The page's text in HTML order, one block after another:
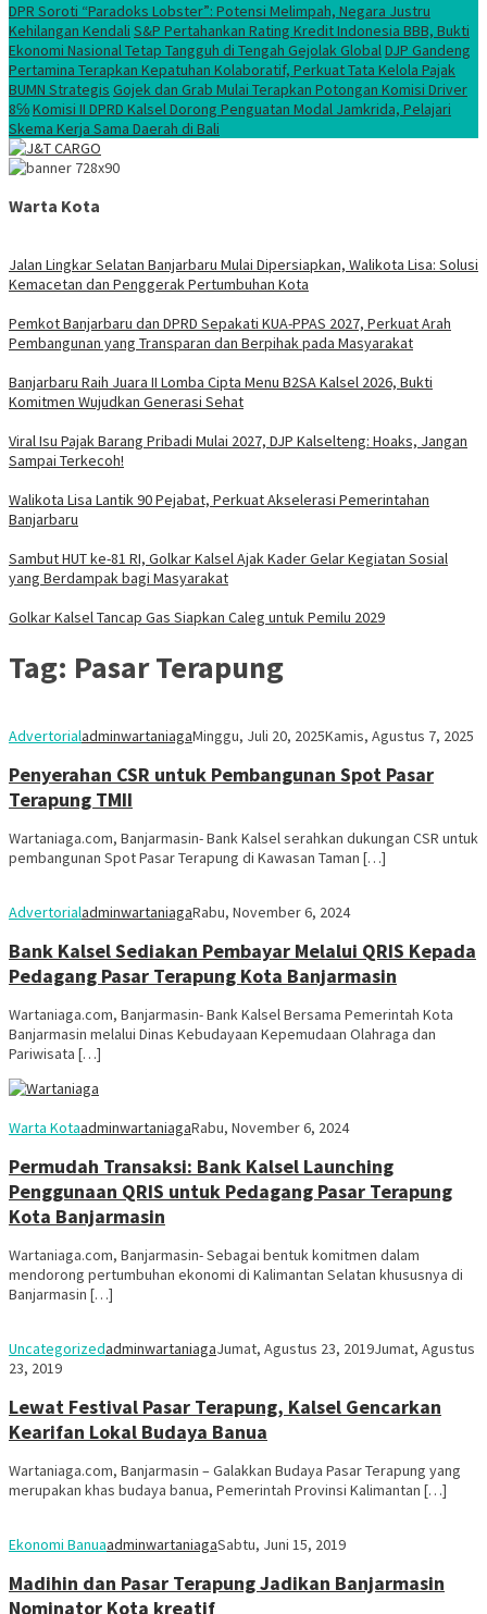
DPR Soroti “Paradoks Lobster”: Potensi Melimpah, Negara Justru
Kehilangan Kendali S&P Pertahankan Rating Kredit Indonesia BBB, Bukti
Ekonomi Nasional Tetap Tangguh di Tengah Gejolak GlobalDJP Gandeng
Pertamina Terapkan Kepatuhan Kolaboratif, Perkuat Tata Kelola Pajak
BUMN Strategis Gojek dan Grab Mulai Terapkan Potongan Komisi Driver
8℅Komisi II DPRD Kalsel Dorong Penguatan Modal Jamkrida, Pelajari
Skema Kerja Sama Daerah di Bali
Warta Kota
Jalan Lingkar Selatan Banjarbaru Mulai Dipersiapkan, Walikota Lisa: Solusi
Kemacetan dan Penggerak Pertumbuhan Kota
Pemkot Banjarbaru dan DPRD Sepakati KUA-PPAS 2027, Perkuat Arah
Pembangunan yang Transparan dan Berpihak pada Masyarakat
Banjarbaru Raih Juara II Lomba Cipta Menu B2SA Kalsel 2026, Bukti
Komitmen Wujudkan Generasi Sehat
Viral Isu Pajak Barang Pribadi Mulai 2027, DJP Kalselteng: Hoaks, Jangan
Sampai Terkecoh!
Walikota Lisa Lantik 90 Pejabat, Perkuat Akselerasi Pemerintahan
Banjarbaru
Sambut HUT ke-81 RI, Golkar Kalsel Ajak Kader Gelar Kegiatan Sosial
yang Berdampak bagi Masyarakat
Golkar Kalsel Tancap Gas Siapkan Caleg untuk Pemilu 2029
Tag: Pasar Terapung
AdvertorialadminwartaniagaMinggu, Juli 20, 2025Kamis, Agustus 7, 2025
Penyerahan CSR untuk Pembangunan Spot Pasar
Terapung TMII
Wartaniaga.com, Banjarmasin- Bank Kalsel serahkan dukungan CSR untuk
pembangunan Spot Pasar Terapung di Kawasan Taman […]
AdvertorialadminwartaniagaRabu, November 6, 2024
Bank Kalsel Sediakan Pembayar Melalui QRIS Kepada
Pedagang Pasar Terapung Kota Banjarmasin
Wartaniaga.com, Banjarmasin- Bank Kalsel Bersama Pemerintah Kota
Banjarmasin melalui Dinas Kebudayaan Kepemudaan Olahraga dan
Pariwisata […]
Warta KotaadminwartaniagaRabu, November 6, 2024
Permudah Transaksi: Bank Kalsel Launching
Penggunaan QRIS untuk Pedagang Pasar Terapung
Kota Banjarmasin
Wartaniaga.com, Banjarmasin- Sebagai bentuk komitmen dalam
mendorong pertumbuhan ekonomi di Kalimantan Selatan khususnya di
Banjarmasin […]
UncategorizedadminwartaniagaJumat, Agustus 23, 2019Jumat, Agustus
23, 2019
Lewat Festival Pasar Terapung, Kalsel Gencarkan
Kearifan Lokal Budaya Banua
Wartaniaga.com, Banjarmasin – Galakkan Budaya Pasar Terapung yang
merupakan khas budaya banua, Pemerintah Provinsi Kalimantan […]
Ekonomi BanuaadminwartaniagaSabtu, Juni 15, 2019
Madihin dan Pasar Terapung Jadikan Banjarmasin
Nominator Kota kreatif